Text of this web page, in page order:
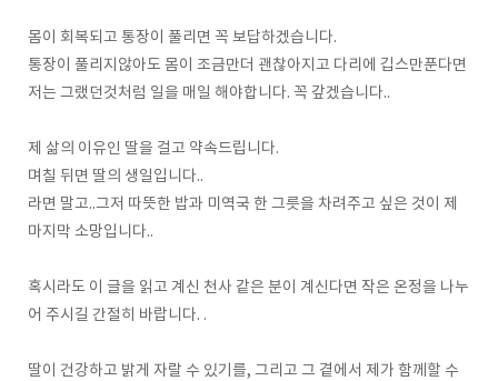
몸이 회복되고 통장이 풀리면 꼭 보답하겠습니다.
통장이 풀리지않아도 몸이 조금만더 괜찮아지고 다리에 깁스만푼다면
저는 그랬던것처럼 일을 매일 해야합니다. 꼭 갚겠습니다..
제 삶의 이유인 딸을 걸고 약속드립니다.
며칠 뒤면 딸의 생일입니다..
라면 말고..그저 따뜻한 밥과 미역국 한 그릇을 차려주고 싶은 것이 제
마지막 소망입니다..
혹시라도 이 글을 읽고 계신 천사 같은 분이 계신다면 작은 온정을 나누
어 주시길 간절히 바랍니다. .
딸이 건강하고 밝게 자랄 수 있기를, 그리고 그 곁에서 제가 함께할 수